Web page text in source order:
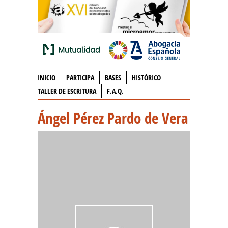
INICIO PARTICIPA BASES
HISTÓRICO
TALLER DE ESCRITURA
F.A.Q.
Ángel Pérez Pardo de Vera